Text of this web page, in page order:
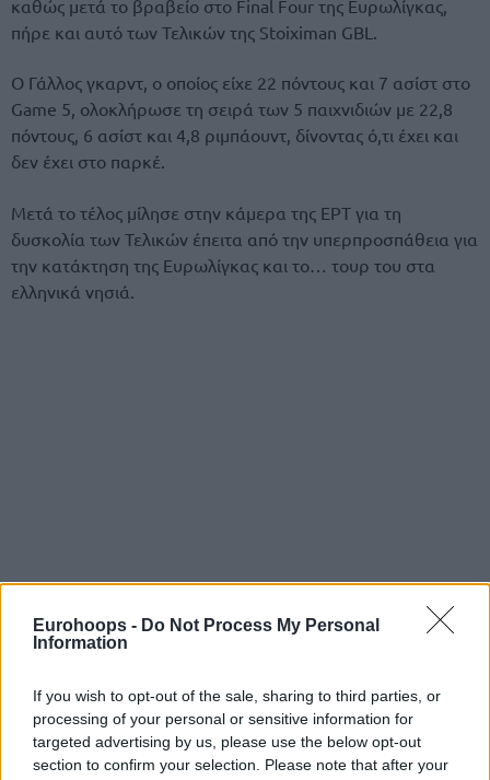
Eurohoops - Do Not Process My Personal
Information
If you wish to opt-out of the sale, sharing to third parties, or
processing of your personal or sensitive information for
targeted advertising by us, please use the below opt-out
section to confirm your selection. Please note that after your
καθώς μετά το βραβείο στο Final Four της Ευρωλίγκας,
πήρε και αυτό των Τελικών της Stoiximan GBL.
Ο Γάλλος γκαρντ, ο οποίος είχε 22 πόντους και 7 ασίστ στο
Game 5, ολοκλήρωσε τη σειρά των 5 παιχνιδιών με 22,8
πόντους, 6 ασίστ και 4,8 ριμπάουντ, δίνοντας ό,τι έχει και
δεν έχει στο παρκέ.
Μετά το τέλος μίλησε στην κάμερα της ΕΡΤ για τη
δυσκολία των Τελικών έπειτα από την υπερπροσπάθεια για
την κατάκτηση της Ευρωλίγκας και το… τουρ του στα
ελληνικά νησιά.
“Είμαι χαρούμενος που κερδίσαμε, που πήραμε τους δύο
μόνο το κύπελλο. Θα απολαύσω το καλοκαίρι μου ως
πρωταθλητής, θα κάνω τουρ στα ελληνικά νησιά.